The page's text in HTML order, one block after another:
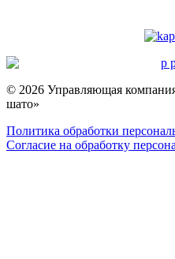
© 2026 Управляющая
шато»
Политика обработки
Согласие на обработку